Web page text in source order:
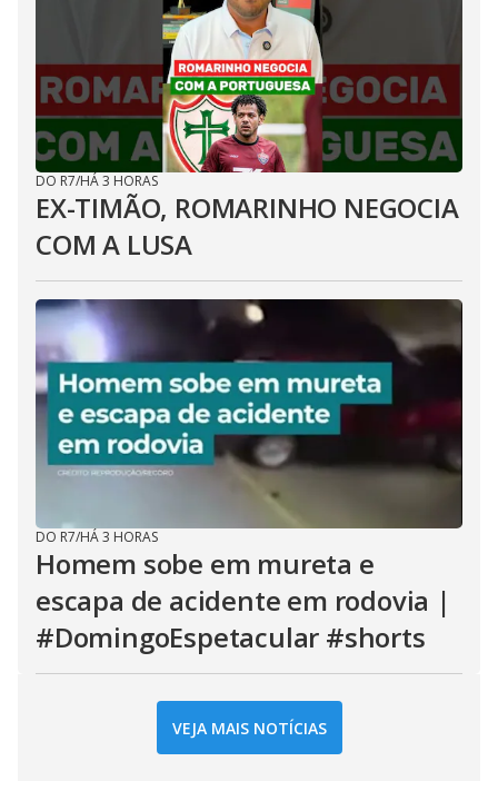
DO R7/HÁ 3 HORAS
EX-TIMÃO, ROMARINHO NEGOCIA
COM A LUSA
DO R7/HÁ 3 HORAS
Homem sobe em mureta e
escapa de acidente em rodovia |
#DomingoEspetacular #shorts
VEJA MAIS NOTÍCIAS